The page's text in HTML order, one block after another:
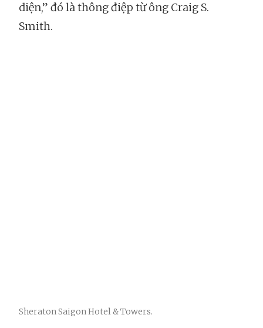
diện,” đó là thông điệp từ ông Craig S.
Smith.
Sheraton Saigon Hotel & Towers.